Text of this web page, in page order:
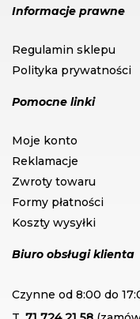
Informacje prawne
Regulamin sklepu
Polityka prywatności
Pomocne linki
Moje konto
Reklamacje
Zwroty towaru
Formy płatności
Koszty wysyłki
Biuro obsługi klienta
Czynne od 8:00 do